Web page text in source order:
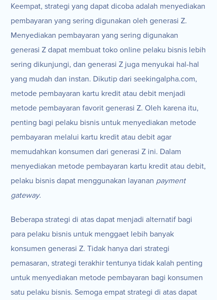
Keempat, strategi yang dapat dicoba adalah menyediakan
pembayaran yang sering digunakan oleh generasi Z.
Menyediakan pembayaran yang sering digunakan
generasi Z dapat membuat toko online pelaku bisnis lebih
sering dikunjungi, dan generasi Z juga menyukai hal-hal
yang mudah dan instan. Dikutip dari seekingalpha.com,
metode pembayaran kartu kredit atau debit menjadi
metode pembayaran favorit generasi Z. Oleh karena itu,
penting bagi pelaku bisnis untuk menyediakan metode
pembayaran melalui kartu kredit atau debit agar
memudahkan konsumen dari generasi Z ini. Dalam
menyediakan metode pembayaran kartu kredit atau debit,
pelaku bisnis dapat menggunakan layanan payment
gateway.
Beberapa strategi di atas dapat menjadi alternatif bagi
para pelaku bisnis untuk menggaet lebih banyak
konsumen generasi Z. Tidak hanya dari strategi
pemasaran, strategi terakhir tentunya tidak kalah penting
untuk menyediakan metode pembayaran bagi konsumen
satu pelaku bisnis. Semoga empat strategi di atas dapat